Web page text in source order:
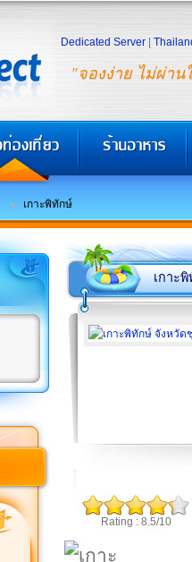
"จองง่าย ไม่ผ่าน
Dedicated Server
เกาะพิทักษ์
เกาะ
Rating : 8.5/10